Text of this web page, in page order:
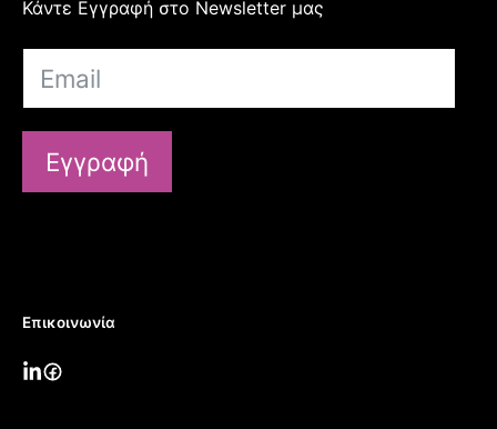
Κάντε Εγγραφή στο Newsletter μας
Εγγραφή
Επικοινωνία